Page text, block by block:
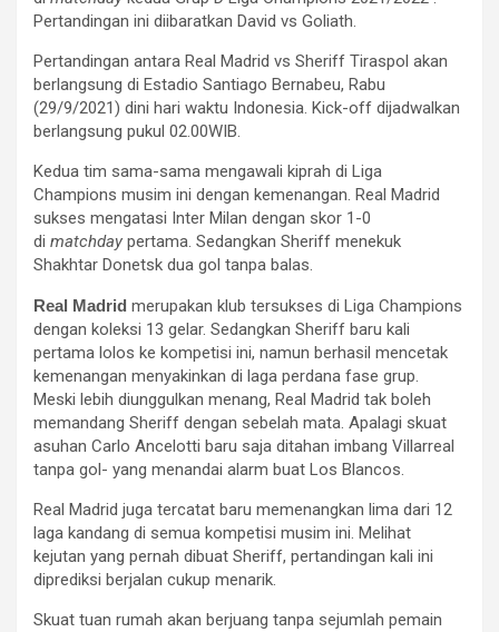
Pertandingan ini diibaratkan David vs Goliath.
Pertandingan antara Real Madrid vs Sheriff Tiraspol akan
berlangsung di Estadio Santiago Bernabeu, Rabu
(29/9/2021) dini hari waktu Indonesia. Kick-off dijadwalkan
berlangsung pukul 02.00WIB.
Kedua tim sama-sama mengawali kiprah di Liga
Champions musim ini dengan kemenangan. Real Madrid
sukses mengatasi Inter Milan dengan skor 1-0
di matchday pertama. Sedangkan Sheriff menekuk
Shakhtar Donetsk dua gol tanpa balas.
Real Madrid merupakan klub tersukses di Liga Champions
dengan koleksi 13 gelar. Sedangkan Sheriff baru kali
pertama lolos ke kompetisi ini, namun berhasil mencetak
kemenangan menyakinkan di laga perdana fase grup.
Meski lebih diunggulkan menang, Real Madrid tak boleh
memandang Sheriff dengan sebelah mata. Apalagi skuat
asuhan Carlo Ancelotti baru saja ditahan imbang Villarreal
tanpa gol- yang menandai alarm buat Los Blancos.
Real Madrid juga tercatat baru memenangkan lima dari 12
laga kandang di semua kompetisi musim ini. Melihat
kejutan yang pernah dibuat Sheriff, pertandingan kali ini
diprediksi berjalan cukup menarik.
Skuat tuan rumah akan berjuang tanpa sejumlah pemain